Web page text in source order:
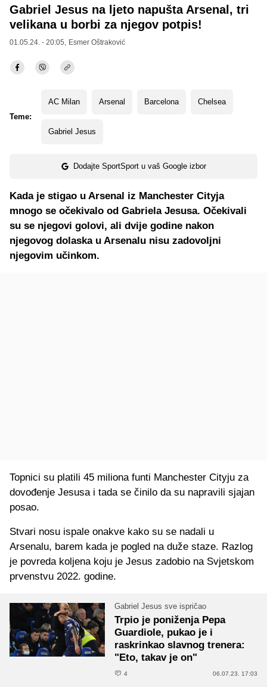
Gabriel Jesus na ljeto napušta Arsenal, tri
velikana u borbi za njegov potpis!
01.05.24. - 20:05, Esmer Oštraković
Teme:
AC Milan Arsenal Barcelona Chelsea
Gabriel Jesus
Dodajte SportSport u vaš Google izbor
Kada je stigao u Arsenal iz Manchester Cityja
mnogo se očekivalo od Gabriela Jesusa. Očekivali
su se njegovi golovi, ali dvije godine nakon
njegovog dolaska u Arsenalu nisu zadovoljni
njegovim učinkom.
Topnici su platili 45 miliona funti Manchester Cityju za
dovođenje Jesusa i tada se činilo da su napravili sjajan
posao.
Stvari nosu ispale onakve kako su se nadali u
Arsenalu, barem kada je pogled na duže staze. Razlog
je povreda koljena koju je Jesus zadobio na Svjetskom
prvenstvu 2022. godine.
Gabriel Jesus sve ispričao
Trpio je poniženja Pepa
Guardiole, pukao je i
raskrinkao slavnog trenera:
"Eto, takav je on"
4 06.07.23. 17:03